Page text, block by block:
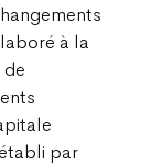
à la
de
par